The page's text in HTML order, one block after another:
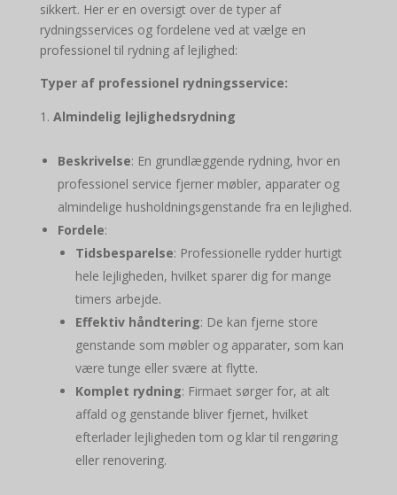
sikkert. Her er en oversigt over de typer af
rydningsservices og fordelene ved at vælge en
professionel til rydning af lejlighed:
Typer af professionel rydningsservice:
Almindelig lejlighedsrydning
Beskrivelse: En grundlæggende rydning, hvor en
professionel service fjerner møbler, apparater og
almindelige husholdningsgenstande fra en lejlighed.
Fordele:
Tidsbesparelse: Professionelle rydder hurtigt
hele lejligheden, hvilket sparer dig for mange
timers arbejde.
Effektiv håndtering: De kan fjerne store
genstande som møbler og apparater, som kan
være tunge eller svære at flytte.
Komplet rydning: Firmaet sørger for, at alt
affald og genstande bliver fjernet, hvilket
efterlader lejligheden tom og klar til rengøring
eller renovering.